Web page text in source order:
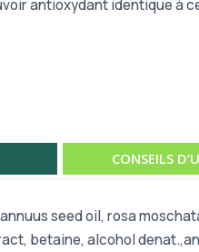
antioxydant identique à
CONSEILS
seed oil, rosa
betaine, alcohol